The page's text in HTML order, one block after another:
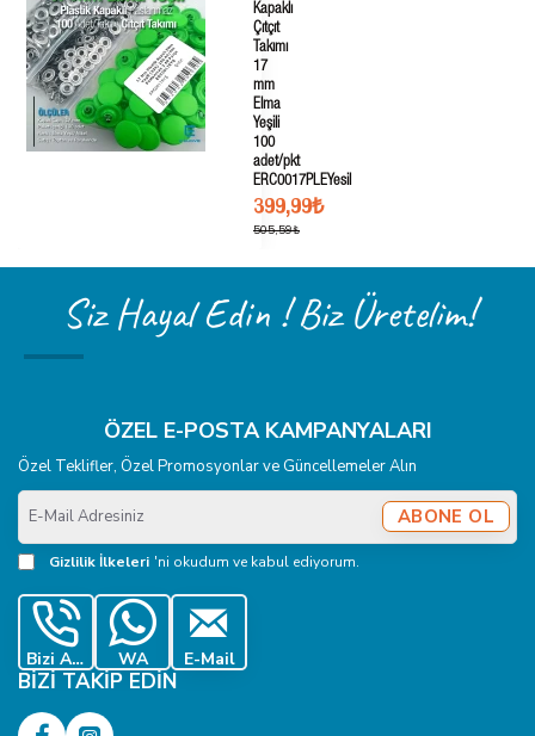
Kapaklı
Çıtçıt
Takımı
17
mm
Elma
Yeşili
100
adet/pkt
ERC0017PLEYesil
399,99₺
505,59₺
Siz Hayal Edin ! Biz Üretelim!
ÖZEL E-POSTA KAMPANYALARI
Özel Teklifler, Özel Promosyonlar ve Güncellemeler Alın
E-
Mail
Adresiniz
ABONE OL
Gizlilik İlkeleri 'ni okudum ve kabul ediyorum.
Bizi Ara WA E-Mail
BIZI TAKIP EDIN